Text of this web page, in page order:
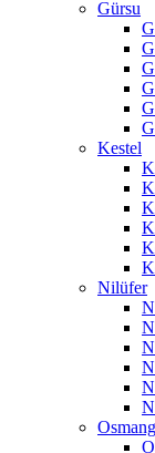
panel
Gürsu
Kestel
Nilüfer